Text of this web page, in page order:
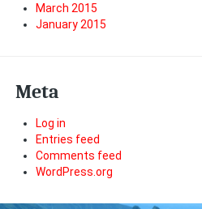
March 2015
January 2015
Meta
Log in
Entries feed
Comments feed
WordPress.org